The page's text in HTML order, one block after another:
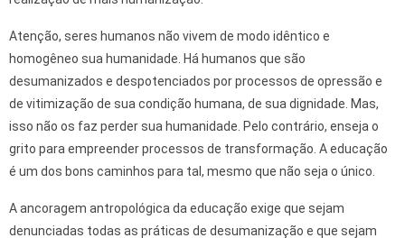
Atenção, seres humanos não vivem de modo idêntico e
homogêneo sua humanidade. Há humanos que são
desumanizados e despotenciados por processos de opressão e
de vitimização de sua condição humana, de sua dignidade. Mas,
isso não os faz perder sua humanidade. Pelo contrário, enseja o
grito para empreender processos de transformação. A educação
é um dos bons caminhos para tal, mesmo que não seja o único.
A ancoragem antropológica da educação exige que sejam
denunciadas todas as práticas de desumanização e que sejam